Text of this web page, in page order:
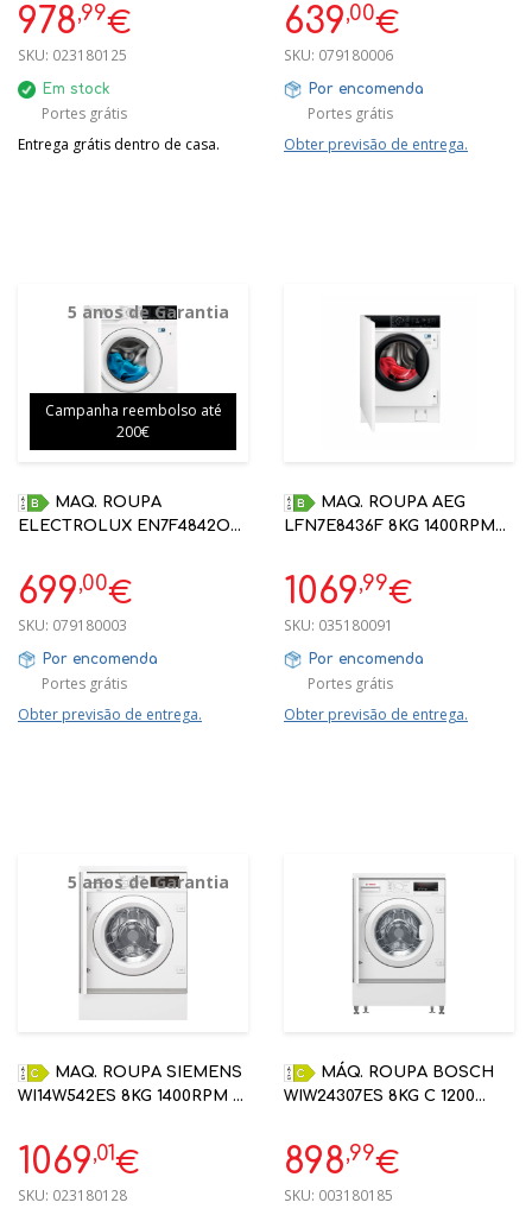
978,99€
SKU: 023180125
Em stock
Portes grátis
Entrega grátis dentro de casa.
639,00€
SKU: 079180006
Por encomenda
Portes grátis
Obter previsão de entrega.
5 anos de Garantia
Campanha reembolso até
200€
ELECTROLUX EN7F4842OF
699,00€
SKU: 079180003
Por encomenda
Portes grátis
Obter previsão de entrega.
LFN7E8436F 8KG 1400RPM
1069,99€
SKU: 035180091
Por encomenda
Portes grátis
Obter previsão de entrega.
5 anos de Garantia
WI14W542ES 8KG 1400RPM C
GARANTIA
1069,01€
SKU: 023180128
WIW24307ES 8KG C 1200
898,99€
SKU: 003180185